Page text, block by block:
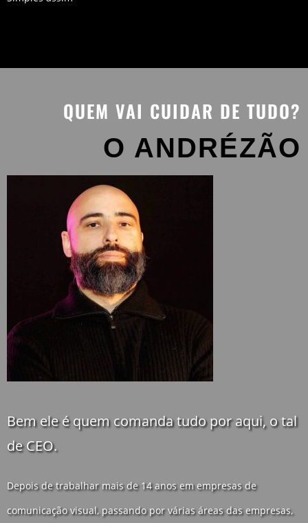
QUEM VAI CUIDAR DE TUDO?
O ANDRÉZÃO
Bem ele é quem comanda tudo por aqui, o tal
de CEO.
Depois de trabalhar mais de 14 anos em empresas de
comunicação visual, passando por várias áreas das empresas,